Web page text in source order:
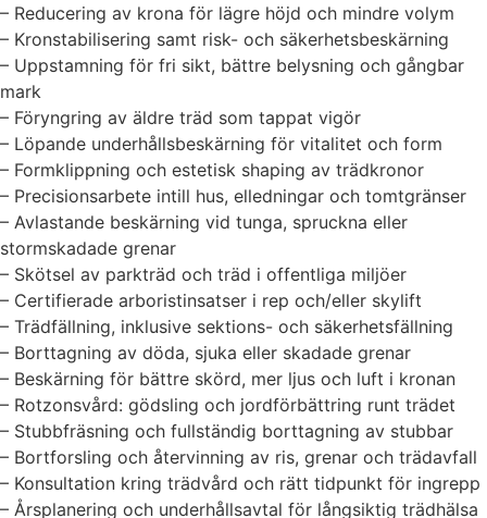
– Reducering av krona för lägre höjd och mindre volym
– Kronstabilisering samt risk- och säkerhetsbeskärning
– Uppstamning för fri sikt, bättre belysning och gångbar
mark
– Föryngring av äldre träd som tappat vigör
– Löpande underhållsbeskärning för vitalitet och form
– Formklippning och estetisk shaping av trädkronor
– Precisionsarbete intill hus, elledningar och tomtgränser
– Avlastande beskärning vid tunga, spruckna eller
stormskadade grenar
– Skötsel av parkträd och träd i offentliga miljöer
– Certifierade arboristinsatser i rep och/eller skylift
– Trädfällning, inklusive sektions- och säkerhetsfällning
– Borttagning av döda, sjuka eller skadade grenar
– Beskärning för bättre skörd, mer ljus och luft i kronan
– Rotzonsvård: gödsling och jordförbättring runt trädet
– Stubbfräsning och fullständig borttagning av stubbar
– Bortforsling och återvinning av ris, grenar och trädavfall
– Konsultation kring trädvård och rätt tidpunkt för ingrepp
– Årsplanering och underhållsavtal för långsiktig trädhälsa